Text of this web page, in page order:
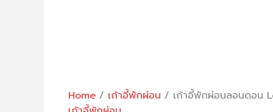
Home / เก้าอี้พักผ่อน / เก้าอี้พักผ่อนลอนดอน